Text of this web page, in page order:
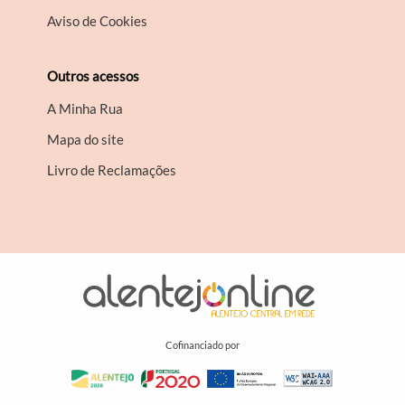
Aviso de Cookies
Outros acessos
A Minha Rua
Mapa do site
Livro de Reclamações
Cofinanciado por